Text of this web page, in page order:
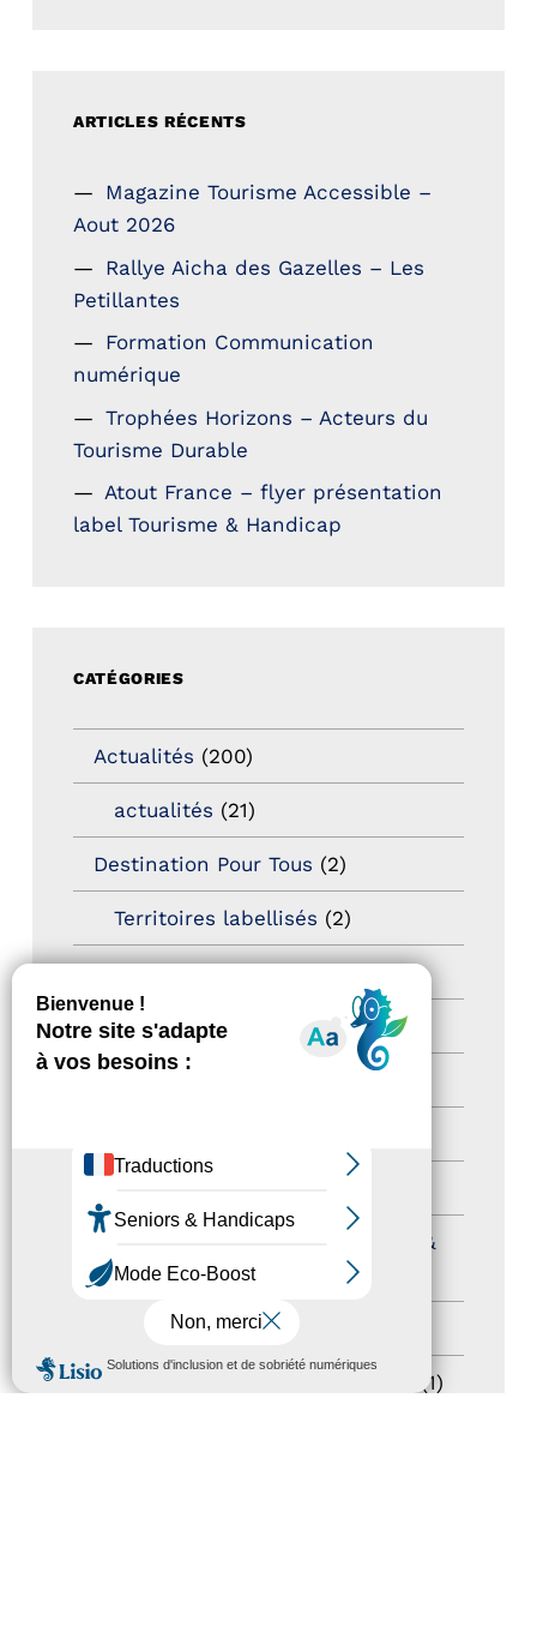
MENU
ARTICLES RÉCENTS
Magazine Tourisme Accessible –
Aout 2026
Rallye Aicha des Gazelles – Les
Petillantes
Formation Communication
numérique
Trophées Horizons – Acteurs du
Tourisme Durable
Atout France – flyer présentation
label Tourisme & Handicap
CATÉGORIES
Actualités (200)
actualités (21)
Destination Pour Tous (2)
Territoires labellisés (2)
Newsetter(6)
Newsletter pro
Journées nationales Tourisme &
Handicap(5)
Salons(11)
(1)